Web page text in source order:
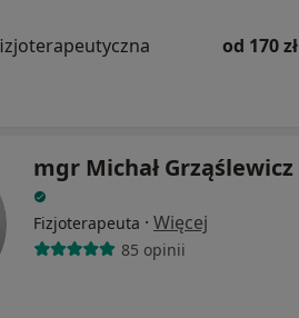
od 170 zł
mgr Michał Grząślewicz
Fizjoterapeuta · Więcej
85 opinii